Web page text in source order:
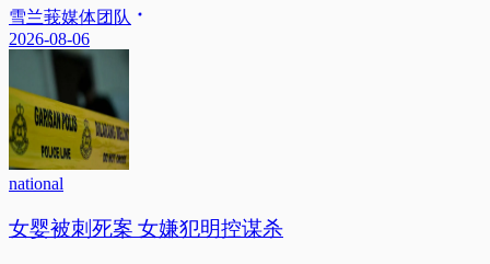
雪兰莪媒体团队
2026-08-06
national
女婴被刺死案 女嫌犯明控谋杀